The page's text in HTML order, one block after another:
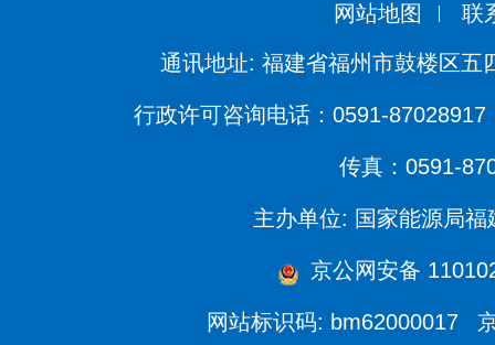
网站地图 联
通讯地址: 福建省福州市鼓楼区五
行政许可咨询电话：0591-
传真：0591-
主办单位: 国家能源局福
京公网安备
网站标识码: bm62000017